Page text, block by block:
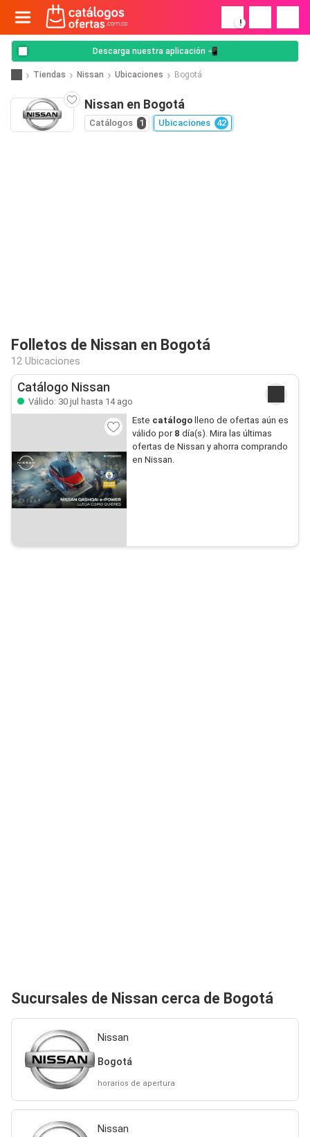
!
Descarga nuestra aplicación 📲
Tiendas Nissan Ubicaciones Bogotá
Nissan en Bogotá
Catálogos 1 Ubicaciones 42
Folletos de Nissan en Bogotá
12 Ubicaciones
Catálogo Nissan
Válido: 30 jul hasta 14 ago
Este catálogolleno de ofertas aún es
válido por 8 día(s). Mira las últimas
ofertas de Nissan y ahorra comprando
en Nissan.
Sucursales de Nissan cerca de Bogotá
Nissan
Bogotá
horarios de apertura
Nissan